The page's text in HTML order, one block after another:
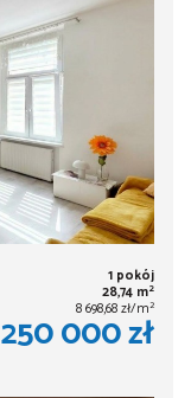
1 pokój
28,74 m2
8 698,68 zł/m2
250 000 zł